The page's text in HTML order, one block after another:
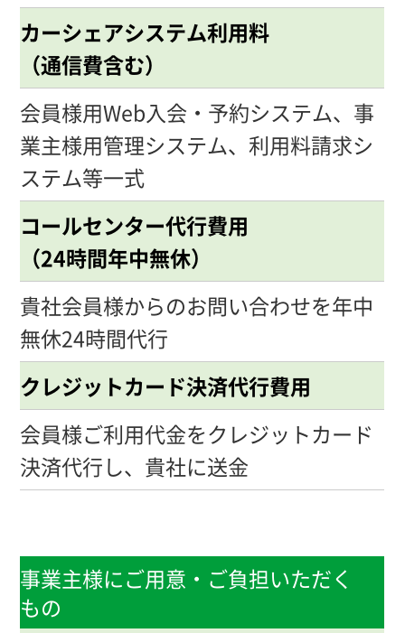
カーシェアシステム利用料
（通信費含む）
会員様用Web入会・予約システム、事
業主様用管理システム、利用料請求シ
ステム等一式
コールセンター代行費用
（24時間年中無休）
貴社会員様からのお問い合わせを年中
無休24時間代行
クレジットカード決済代行費用
会員様ご利用代金をクレジットカード
決済代行し、貴社に送金
事業主様にご用意・ご負担いただく
もの